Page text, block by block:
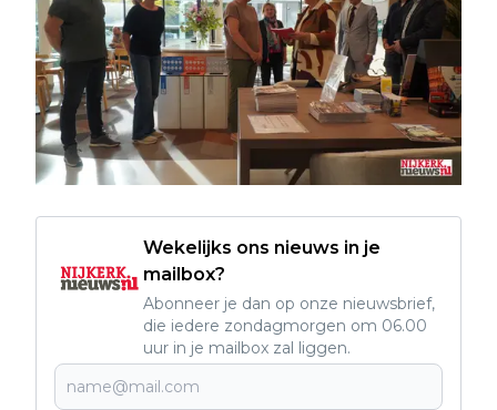
Wekelijks ons nieuws in je
mailbox?
Abonneer je dan op onze nieuwsbrief,
die iedere zondagmorgen om 06.00
uur in je mailbox zal liggen.